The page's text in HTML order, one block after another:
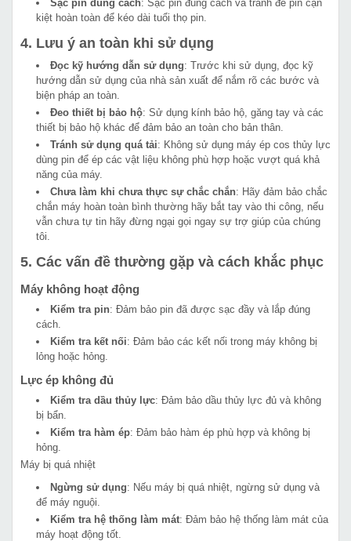
Sạc pin đúng cách: Sạc pin đúng cách và tránh để pin cạn
kiệt hoàn toàn để kéo dài tuổi thọ pin.
4. Lưu ý an toàn khi sử dụng
Đọc kỹ hướng dẫn sử dụng: Trước khi sử dụng, đọc kỹ
hướng dẫn sử dụng của nhà sản xuất để nắm rõ các bước và
biện pháp an toàn.
Đeo thiết bị bảo hộ: Sử dụng kính bảo hộ, găng tay và các
thiết bị bảo hộ khác để đảm bảo an toàn cho bản thân.
Tránh sử dụng quá tải: Không sử dụng máy ép cos thủy lực
dùng pin để ép các vật liệu không phù hợp hoặc vượt quá khả
năng của máy.
Chưa làm khi chưa thực sự chắc chắn: Hãy đảm bảo chắc
chắn máy hoàn toàn bình thường hãy bắt tay vào thi công, nếu
vẫn chưa tự tin hãy đừng ngại gọi ngay sự trợ giúp của chúng
tôi.
5. Các vấn đề thường gặp và cách khắc phục
Máy không hoạt động
Kiểm tra pin: Đảm bảo pin đã được sạc đầy và lắp đúng
cách.
Kiểm tra kết nối: Đảm bảo các kết nối trong máy không bị
lỏng hoặc hỏng.
Lực ép không đủ
Kiểm tra dầu thủy lực: Đảm bảo dầu thủy lực đủ và không
bị bẩn.
Kiểm tra hàm ép: Đảm bảo hàm ép phù hợp và không bị
hỏng.
Máy bị quá nhiệt
Ngừng sử dụng: Nếu máy bị quá nhiệt, ngừng sử dụng và
để máy nguội.
Kiểm tra hệ thống làm mát: Đảm bảo hệ thống làm mát của
máy hoạt động tốt.